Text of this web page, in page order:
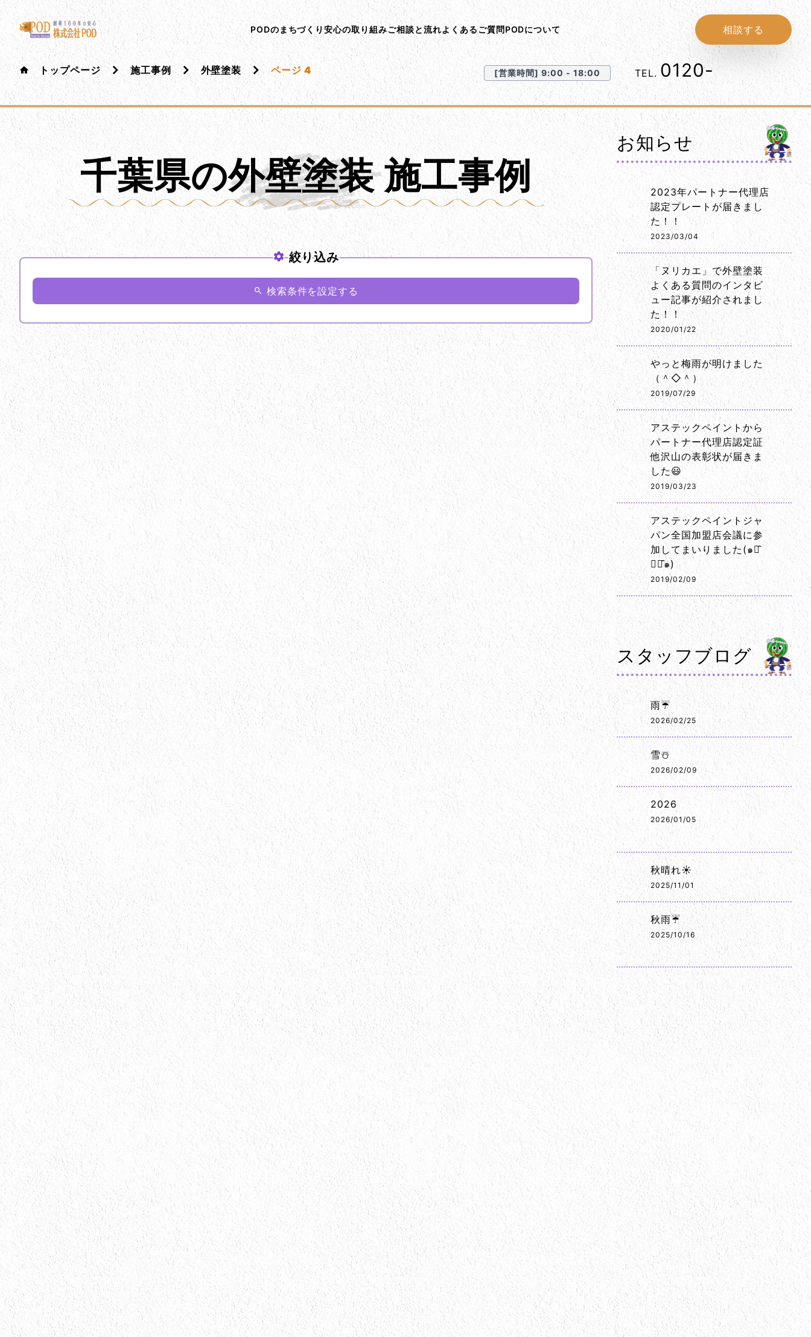
メインコンテンツにスキップ
株式会社ペイント・オン・デマンド
千葉の外壁塗装・屋根塗装なら創業100年の安心 ペイント･オン･デマンド
PODのまちづくり安心の取り組みご相談と流れよくあるご質問PODについて 相談する
トップページ 施工事例 外壁塗装 ページ 4 [営業時間] 9:00 - 18:00 TEL. 0120- 1152-86
千葉県の外壁塗装 施工事例
絞り込み
検索条件を設定する
検索キーワード
施工カテゴリ アパート・マンション塗装 キッチン工事
フェンス工事
ベランダ交換 付帯工事 光触媒
内装工事
外壁塗装
外構塗装 大工工事 屋根カバー工事
屋根塗装
屋根工事
床材塗装 店舗・工場塗装 戸建塗装
木部塗装
板金工事
波板交換 給湯器交換 網戸張替
設備工事
雨樋交換
お知らせ
2023年パートナー代理店
認定プレートが届きまし
た！！
2023/03/04
「ヌリカエ」で外壁塗装
よくある質問のインタビ
ュー記事が紹介されまし
た！！
2020/01/22
やっと梅雨が明けました
（＾◇＾）
2019/07/29
アステックペイントから
パートナー代理店認定証
他沢山の表彰状が届きま
した😃
2019/03/23
アステックペイントジャ
パン全国加盟店会議に参
加してまいりました(๑･̑
◡･̑๑)
2019/02/09
スタッフブログ
雨☔
2026/02/25
雪☃️
2026/02/09
2026
2026/01/05
秋晴れ☀️
2025/11/01
秋雨☔
2025/10/16